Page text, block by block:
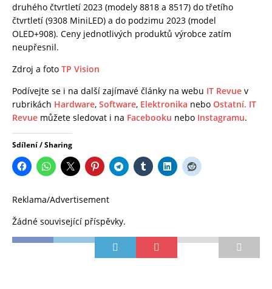
druhého čtvrtletí 2023 (modely 8818 a 8517) do třetího
čtvrtletí (9308 MiniLED) a do podzimu 2023 (model
OLED+908). Ceny jednotlivých produktů výrobce zatím
neupřesnil.
Zdroj a foto TP Vision
Podívejte se i na další zajímavé články na webu IT Revue v
rubrikách Hardware, Software, Elektronika nebo Ostatní. IT
Revue můžete sledovat i na Facebooku nebo Instagramu.
Sdílení / Sharing
Reklama/Advertisement
Žádné související příspěvky.